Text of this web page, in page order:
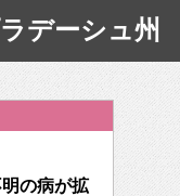
話し･･･
TE･･･
デーシュ州
の病が拡